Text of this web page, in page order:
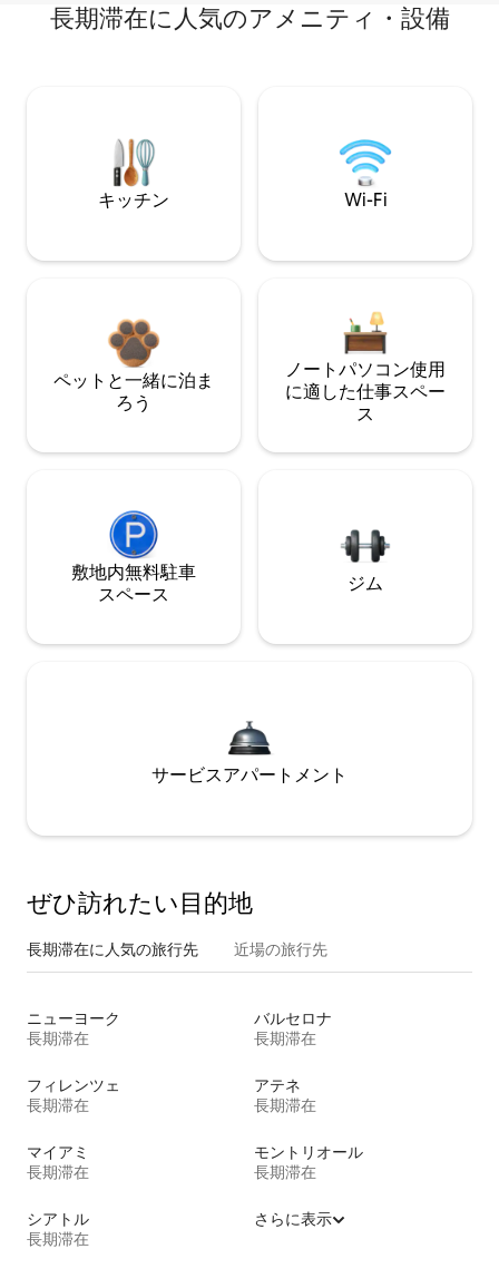
長期滞在に人気のアメニティ・設備
キッチン Wi-Fi
ペットと一緒に泊ま
ろう
ノートパソコン使用
に適した仕事スペー
ス
敷地内無料駐⁠車
ス⁠ペ⁠ー⁠ス
ジム
サービスアパートメント
ぜひ訪⁠れ⁠た⁠い目⁠的⁠地
長期滞在に人気の旅行先 近場の旅行先
ニューヨーク
長期滞在
バルセロナ
長期滞在
フィレンツェ
長期滞在
アテネ
長期滞在
マイアミ
長期滞在
モントリオール
長期滞在
シアトル
長期滞在
さらに表示